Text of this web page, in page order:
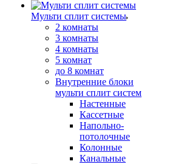
Мульти сплит системы
2 комнаты
3 комнаты
4 комнаты
5 комнат
до 8 комнат
Внутренние блоки
мульти сплит систем
Настенные
Кассетные
Напольно-
потолочные
Колонные
Канальные